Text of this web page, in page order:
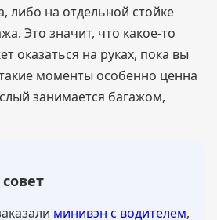
либо на отдельной стойке
Это значит, что какое-то
оказаться на руках, пока вы
моменты особенно ценна
занимается багажом,
минивэн с водителем,